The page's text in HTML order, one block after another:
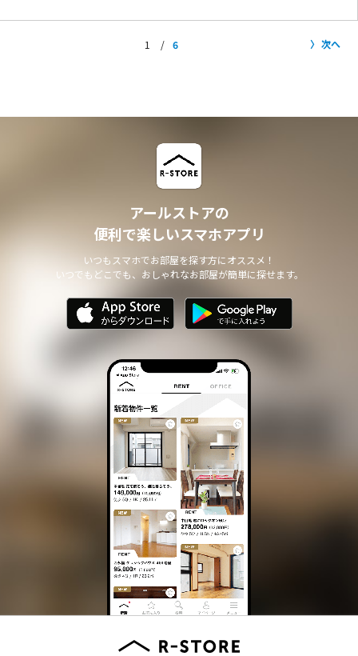
1 6 次へ
アールストアの
便利で楽しいスマホアプリ
いつもスマホでお部屋を探す方にオススメ！
いつでもどこでも、おしゃれなお部屋が簡単に探せます。